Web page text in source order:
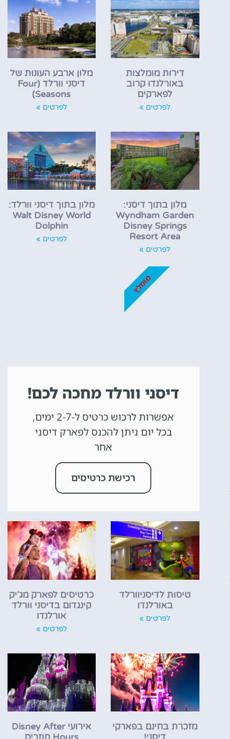
דירות מומלצות
באורלנדו קרוב
לפארקים
לפרטים »
מלון ארבע העונות של
דיסני וורלד (Four
Seasons)
לפרטים »
מלון בתוך דיסני:
Wyndham Garden
Disney Springs
Resort Area
לפרטים »
מלון בתוך דיסני וורלד:
Walt Disney World
Dolphin
לפרטים »
דיסני וורלד מחכה לכם!
אפשרות לרכוש כרטיס ל-2-7 ימים,
בכל יום ניתן להכנס לפארק דיסני
אחר
רכישת כרטיסים
מומלץ
טיסות לדיסניוורלד
באורלנדו
לפרטים »
כרטיסים לפארק מג'יק
קינגדום בדיסני וורלד
אורלנדו
לפרטים »
מזכרת בחינם בפארקי
אירועי Disney After